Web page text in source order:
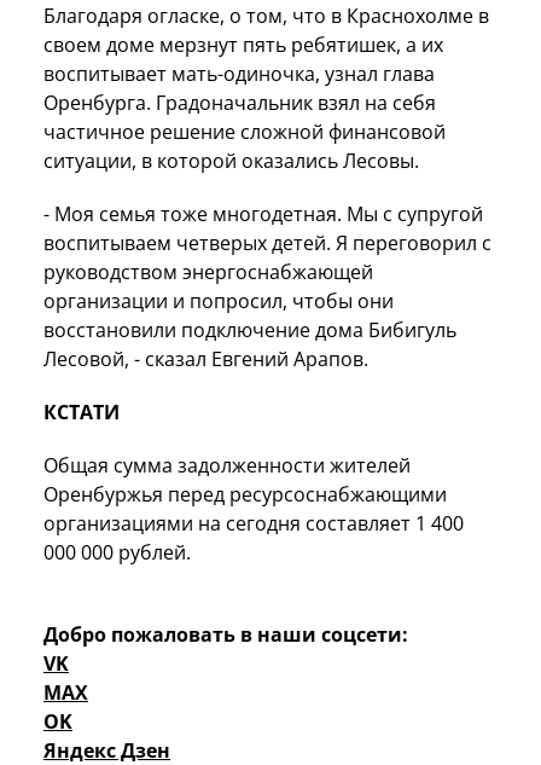
Благодаря огласке, о том, что в Краснохолме в
своем доме мерзнут пять ребятишек, а их
воспитывает мать-одиночка, узнал глава
Оренбурга. Градоначальник взял на себя
частичное решение сложной финансовой
ситуации, в которой оказались Лесовы.
- Моя семья тоже многодетная. Мы с супругой
воспитываем четверых детей. Я переговорил с
руководством энергоснабжающей
организации и попросил, чтобы они
восстановили подключение дома Бибигуль
Лесовой, - сказал Евгений Арапов.
КСТАТИ
Общая сумма задолженности жителей
Оренбуржья перед ресурсоснабжающими
организациями на сегодня составляет 1 400
000 000 рублей.
Добро пожаловать в наши соцсети:
VK
MAX
OK
Яндекс Дзен